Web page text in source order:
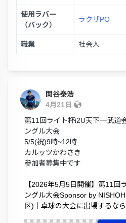
使用ラバー
（バック）
ラクザPO
職業 社会人
関谷泰浩
4月21日
第11回ライト杯i2U天下一武道
ングル大会
5/5(祝)9時~12時
カルッツかわさき
参加者募集中です
【2026年5月5日開催】第11回
ングル大会Sponsor by
区)｜卓球の大会に出場するな